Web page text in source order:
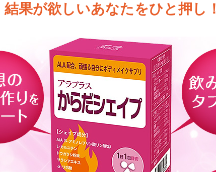
結果が欲しいあなたをひと押し！